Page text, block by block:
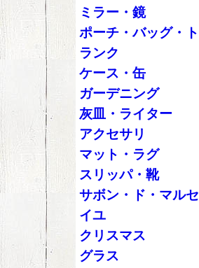
ミラー・鏡
ポーチ・バッグ・ト
ランク
ケース・缶
ガーデニング
灰皿・ライター
アクセサリ
マット・ラグ
スリッパ・靴
サボン・ド・マルセ
イユ
クリスマス
グラス